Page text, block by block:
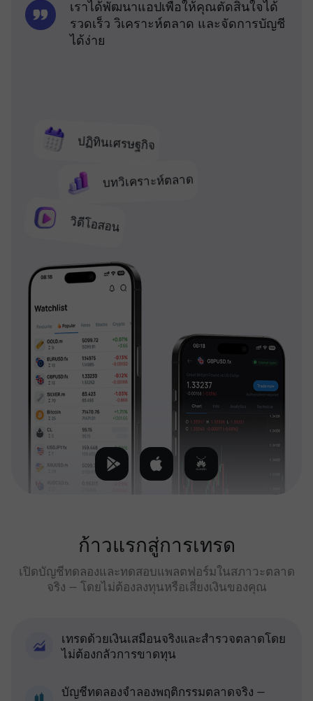
ปฏิทินเศรษฐกิจ
บทวิเคราะห์ตลาด
วิดีโอสอน
เราได้พัฒนาแอปเพื่อให้คุณตัดสินใจได้
รวดเร็ว วิเคราะห์ตลาด และจัดการบัญชี
ได้ง่าย
ก้าวแรกสู่การเทรด
เปิดบัญชีทดลองและทดสอบแพลตฟอร์มในสภาวะตลาด
จริง — โดยไม่ต้องลงทุนหรือเสี่ยงเงินของคุณ
เทรดด้วยเงินเสมือนจริงและสำรวจตลาดโดย
ไม่ต้องกลัวการขาดทุน
บัญชีทดลองจำลองพฤติกรรมตลาดจริง —